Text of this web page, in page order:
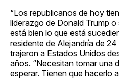
“Los republicanos de hoy
liderazgo de Donald Trump
está bien lo que está
residente de Alejandría de
trajeron a Estados Unidos
años. “Necesitan tomar una
esperar. Tienen que hacerlo